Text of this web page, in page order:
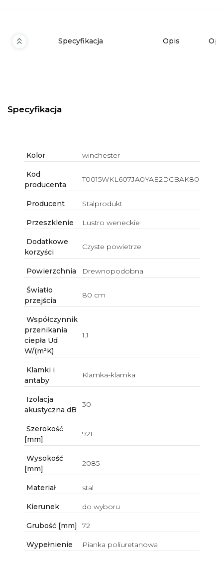
Specyfikacja Opis
Specyfikacja
Kolor winchester
Kod
producenta
T0015WKL607JA0YAE2DCBAK80
Producent Stalprodukt
Przeszklenie Lustro weneckie
Dodatkowe
korzyści
Czyste powietrze
Powierzchnia Drewnopodobna
Światło
przejścia
80 cm
Współczynnik
przenikania
ciepła Ud
W/(m²K)
1.1
Klamki i
antaby
Klamka-klamka
Izolacja
akustyczna dB
30
Szerokość
[mm]
921
Wysokość
[mm]
2085
Materiał stal
Kierunek do wyboru
Grubość [mm] 72
Wypełnienie Pianka poliuretanowa